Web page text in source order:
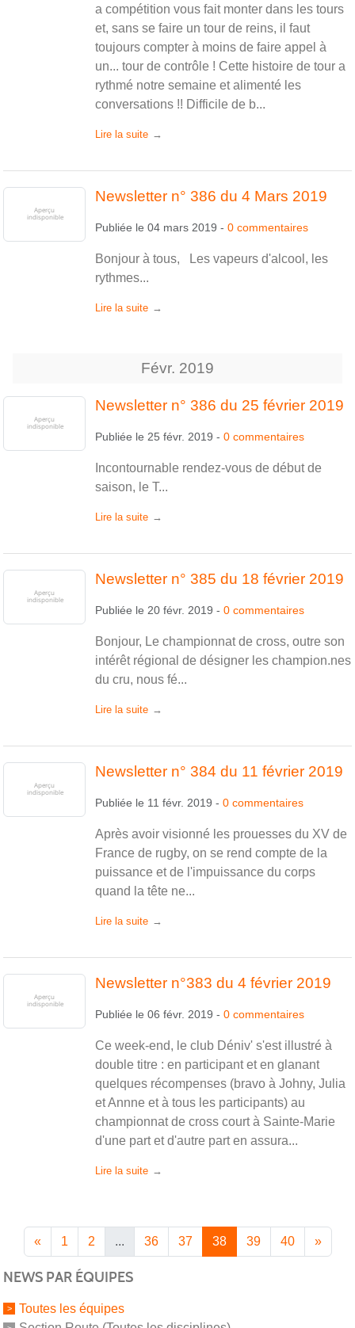
a compétition vous fait monter dans les tours
et, sans se faire un tour de reins, il faut
toujours compter à moins de faire appel à
un... tour de contrôle ! Cette histoire de tour a
rythmé notre semaine et alimenté les
conversations !! Difficile de b...
Lire la suite
Newsletter n° 386 du 4 Mars 2019
Publiée le 04 mars 2019 - 0 commentaires
Bonjour à tous, Les vapeurs d'alcool, les
rythmes...
Lire la suite
Févr. 2019
Newsletter n° 386 du 25 février 2019
Publiée le 25 févr. 2019 - 0 commentaires
Incontournable rendez-vous de début de
saison, le T...
Lire la suite
Newsletter n° 385 du 18 février 2019
Publiée le 20 févr. 2019 - 0 commentaires
Bonjour, Le championnat de cross, outre son
intérêt régional de désigner les champion.nes
du cru, nous fé...
Lire la suite
Newsletter n° 384 du 11 février 2019
Publiée le 11 févr. 2019 - 0 commentaires
Après avoir visionné les prouesses du XV de
France de rugby, on se rend compte de la
puissance et de l'impuissance du corps
quand la tête ne...
Lire la suite
Newsletter n°383 du 4 février 2019
Publiée le 06 févr. 2019 - 0 commentaires
Ce week-end, le club Déniv' s'est illustré à
double titre : en participant et en glanant
quelques récompenses (bravo à Johny, Julia
et Annne et à tous les participants) au
championnat de cross court à Sainte-Marie
d'une part et d'autre part en assura...
Lire la suite
« 1 2 ... 36 37 38 39 40 »
NEWS PAR ÉQUIPES
Toutes les équipes